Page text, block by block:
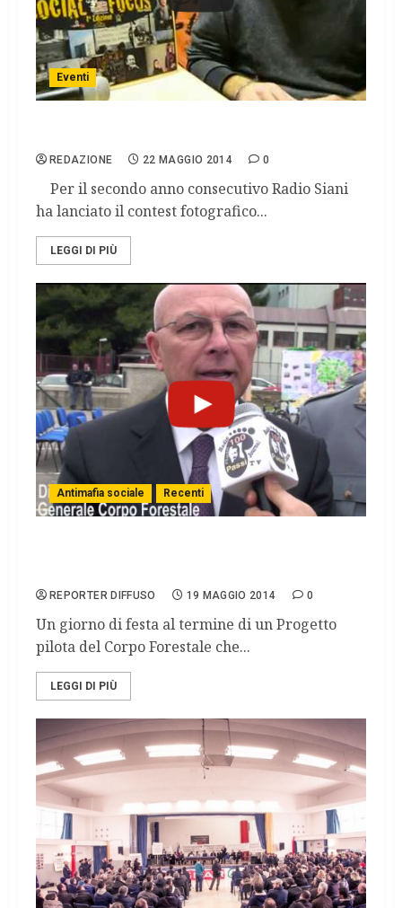
Eventi
REDAZIONE 22 MAGGIO 2014 0
Per il secondo anno consecutivo Radio Siani
ha lanciato il contest fotografico...
LEGGI DI PIÙ
Antimafia sociale Recenti
REPORTER DIFFUSO 19 MAGGIO 2014 0
Un giorno di festa al termine di un Progetto
pilota del Corpo Forestale che...
LEGGI DI PIÙ